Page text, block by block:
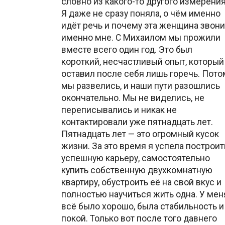
Я даже не сразу поняла, о чём именно
идёт речь и почему эта женщина
именно мне. С Михаилом мы прожили
вместе всего один год. Это был
короткий, несчастливый опыт, который
оставил после себя лишь горечь.
мы развелись, и наши пути разошлись
окончательно. Мы не виделись, не
переписывались и никак не
контактировали уже пятнадцать лет.
Пятнадцать лет — это огромный кусок
жизни. За это время я успела
успешную карьеру, самостоятельно
купить собственную двухкомнатную
квартиру, обустроить её на свой вкус и
полностью научиться жить одна. У
всё было хорошо, была стабильность и
покой. Только вот после того давнего